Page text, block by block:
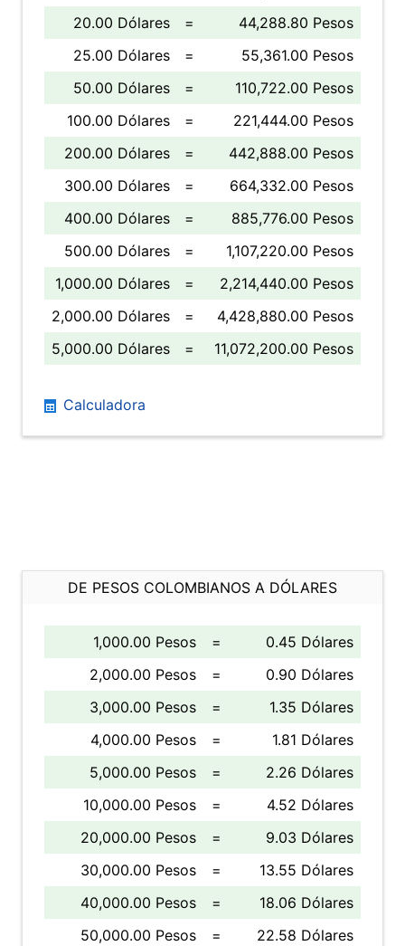
20.00 Dólares
=
44,288.80 Pesos
25.00 Dólares
=
55,361.00 Pesos
50.00 Dólares
=
110,722.00 Pesos
100.00 Dólares
=
221,444.00 Pesos
200.00 Dólares
=
442,888.00 Pesos
300.00 Dólares
=
664,332.00 Pesos
400.00 Dólares
=
885,776.00 Pesos
500.00 Dólares
=
1,107,220.00 Pesos
1,000.00 Dólares
=
2,214,440.00 Pesos
2,000.00 Dólares
=
4,428,880.00 Pesos
5,000.00 Dólares
= 11,072,200.00 Pesos
Calculadora
DE PESOS COLOMBIANOS A DÓLARES
1,000.00 Pesos =
0.45 Dólares
2,000.00 Pesos
=
0.90 Dólares
3,000.00 Pesos
=
1.35 Dólares
4,000.00 Pesos
=
1.81 Dólares
5,000.00 Pesos
=
2.26 Dólares
10,000.00 Pesos
=
4.52 Dólares
20,000.00 Pesos
=
9.03 Dólares
30,000.00 Pesos
=
13.55 Dólares
40,000.00 Pesos
=
18.06 Dólares
50,000.00 Pesos
= 22.58 Dólares